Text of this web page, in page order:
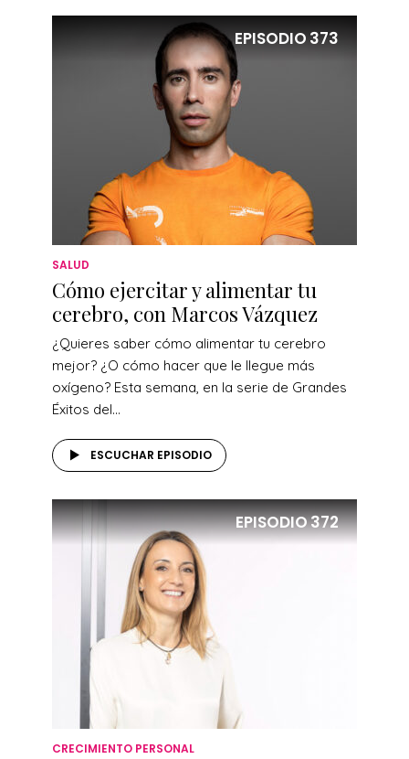
EPISODIO373
SALUD
Cómo ejercitar y alimentar tu
cerebro, con Marcos Vázquez
¿Quieres saber cómo alimentar tu cerebro
mejor? ¿O cómo hacer que le llegue más
oxígeno? Esta semana, en la serie de Grandes
Éxitos del...
ESCUCHAR EPISODIO
EPISODIO372
CRECIMIENTO PERSONAL